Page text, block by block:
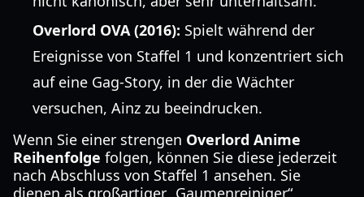
Overlord OVA (2016): Spielt während der
Ereignisse von Staffel 1 und konzentriert sich
auf eine Gag-Story, in der die Wächter
versuchen, Ainz zu beeindrucken.
Wenn Sie einer strengen Overlord Anime
Reihenfolge folgen, können Sie diese jederzeit
nach Abschluss von Staffel 1 ansehen. Sie
dienen als großartiger „Gaumenreiniger“